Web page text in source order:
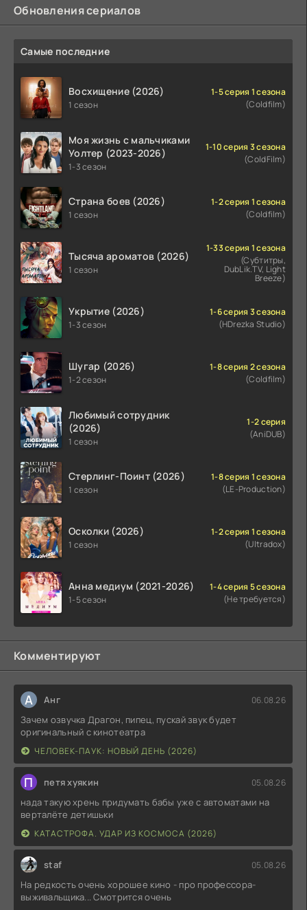
Обновления сериалов
Самые последние
Восхищение (2026)
1 сезон
1-5 серия 1 сезона
(Coldfilm)
Моя жизнь с мальчиками
Уолтер (2023-2026)
1-3 сезон
1-10 серия 3 сезона
(ColdFilm)
Страна боев (2026)
1 сезон
1-2 серия 1 сезона
(Coldfilm)
Тысяча ароматов (2026)
1 сезон
1-33 серия 1 сезона
(Субтитры,
DubLik.TV, Light
Breeze)
Укрытие (2026)
1-3 сезон
1-6 серия 3 сезона
(HDrezka Studio)
Шугар (2026)
1-2 сезон
1-8 серия 2 сезона
(Coldfilm)
Любимый сотрудник
(2026)
1 сезон
1-2 серия
(AniDUB)
Стерлинг-Поинт (2026)
1 сезон
1-8 серия 1 сезона
(LE-Production)
Осколки (2026)
1 сезон
1-2 серия 1 сезона
(Ultradox)
Анна медиум (2021-2026)
1-5 сезон
1-4 серия 5 сезона
(Не требуется)
Комментируют
А Анг 06.08.26
Зачем озвучка Драгон, пипец, пускай звук будет
оригинальный с кинотеатра
ЧЕЛОВЕК-ПАУК: НОВЫЙ ДЕНЬ (2026)
П петя хуякин 05.08.26
нада такую хрень придумать бабы уже с автоматами на
верталёте детишьки
КАТАСТРОФА. УДАР ИЗ КОСМОСА (2026)
staf 05.08.26
На редкость очень хорошее кино - про профессора-
выживальщика... Смотрится очень